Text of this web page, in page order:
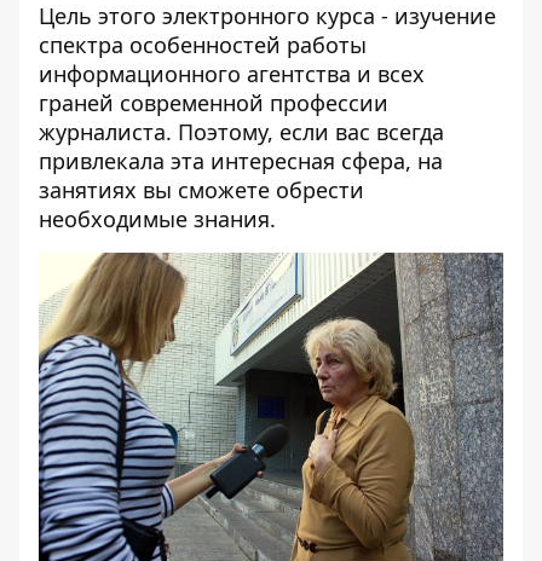
Цель этого электронного курса - изучение
спектра особенностей работы
информационного агентства и всех
граней современной профессии
журналиста. Поэтому, если вас всегда
привлекала эта интересная сфера, на
занятиях вы сможете обрести
необходимые знания.